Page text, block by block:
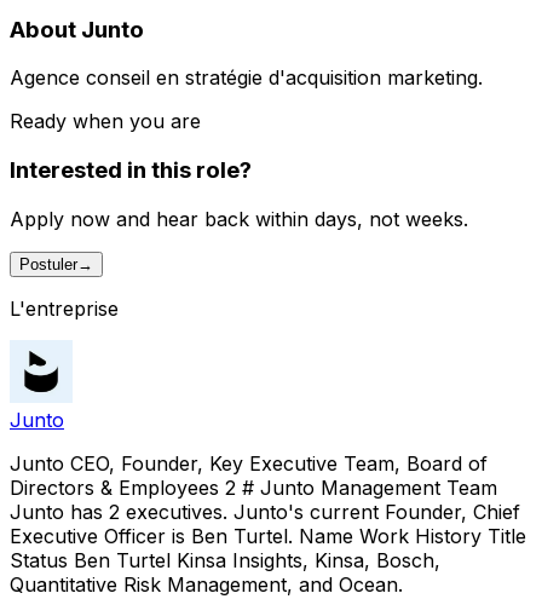
About Junto
Agence conseil en stratégie d'acquisition marketing.
Ready when you are
Interested in this role?
Apply now and hear back within days, not weeks.
Postuler→
L'entreprise
Junto
Junto CEO, Founder, Key Executive Team, Board of
Directors & Employees 2 # Junto Management Team
Junto has 2 executives. Junto's current Founder, Chief
Executive Officer is Ben Turtel. Name Work History Title
Status Ben Turtel Kinsa Insights, Kinsa, Bosch,
Quantitative Risk Management, and Ocean.